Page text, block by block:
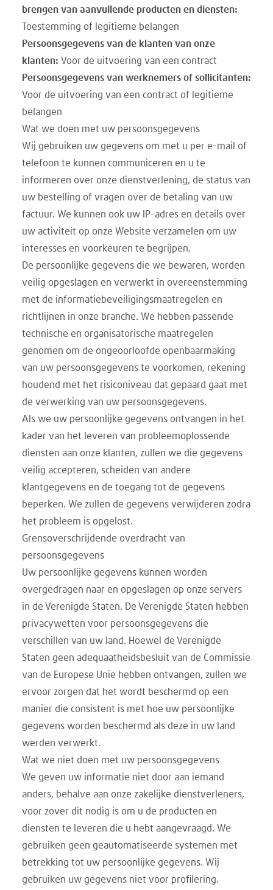
brengen van aanvullende producten en diensten:
Toestemming of legitieme belangen
Persoonsgegevens van de klanten van onze
klanten: Voor de uitvoering van een contract
Persoonsgegevens van werknemers of sollicitanten:
Voor de uitvoering van een contract of legitieme
belangen
Wat we doen met uw persoonsgegevens
Wij gebruiken uw gegevens om met u per e-mail of
telefoon te kunnen communiceren en u te
informeren over onze dienstverlening, de status van
uw bestelling of vragen over de betaling van uw
factuur. We kunnen ook uw IP-adres en details over
uw activiteit op onze Website verzamelen om uw
interesses en voorkeuren te begrijpen.
De persoonlijke gegevens die we bewaren, worden
veilig opgeslagen en verwerkt in overeenstemming
met de informatiebeveiligingsmaatregelen en
richtlijnen in onze branche. We hebben passende
technische en organisatorische maatregelen
genomen om de ongeoorloofde openbaarmaking
van uw persoonsgegevens te voorkomen, rekening
houdend met het risiconiveau dat gepaard gaat met
de verwerking van uw persoonsgegevens.
Als we uw persoonlijke gegevens ontvangen in het
kader van het leveren van probleemoplossende
diensten aan onze klanten, zullen we die gegevens
veilig accepteren, scheiden van andere
klantgegevens en de toegang tot de gegevens
beperken. We zullen de gegevens verwijderen zodra
het probleem is opgelost.
Grensoverschrijdende overdracht van
persoonsgegevens
Uw persoonlijke gegevens kunnen worden
overgedragen naar en opgeslagen op onze servers
in de Verenigde Staten. De Verenigde Staten hebben
privacywetten voor persoonsgegevens die
verschillen van uw land. Hoewel de Verenigde
Staten geen adequaatheidsbesluit van de Commissie
van de Europese Unie hebben ontvangen, zullen we
ervoor zorgen dat het wordt beschermd op een
manier die consistent is met hoe uw persoonlijke
gegevens worden beschermd als deze in uw land
werden verwerkt.
Wat we niet doen met uw persoonsgegevens
We geven uw informatie niet door aan iemand
anders, behalve aan onze zakelijke dienstverleners,
voor zover dit nodig is om u de producten en
diensten te leveren die u hebt aangevraagd. We
gebruiken geen geautomatiseerde systemen met
betrekking tot uw persoonlijke gegevens. Wij
gebruiken uw gegevens niet voor profilering.